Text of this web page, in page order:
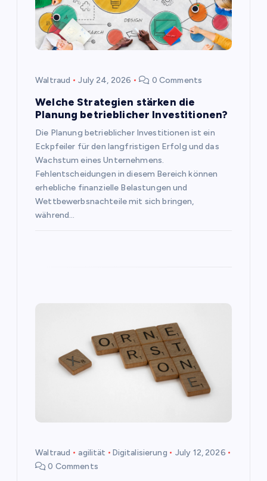
Waltraud July 24, 2026 0 Comments
Welche Strategien stärken die
Planung betrieblicher Investitionen?
Die Planung betrieblicher Investitionen ist ein
Eckpfeiler für den langfristigen Erfolg und das
Wachstum eines Unternehmens.
Fehlentscheidungen in diesem Bereich können
erhebliche finanzielle Belastungen und
Wettbewerbsnachteile mit sich bringen,
während…
Waltraud agilität Digitalisierung
July 12, 2026
0 Comments